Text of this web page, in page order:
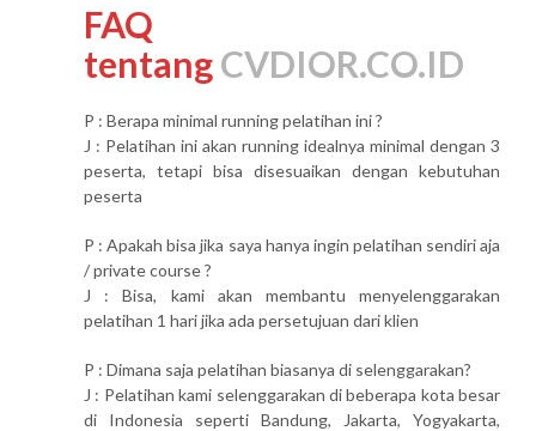
FAQ
tentangCVDIOR.CO.ID
P : Berapa minimal running pelatihan ini ?
J : Pelatihan ini akan running idealnya minimal dengan 3
peserta, tetapi bisa disesuaikan dengan kebutuhan
peserta
P : Apakah bisa jika saya hanya ingin pelatihan sendiri aja
/ private course ?
J : Bisa, kami akan membantu menyelenggarakan
pelatihan 1 hari jika ada persetujuan dari klien
P : Dimana saja pelatihan biasanya di selenggarakan?
J : Pelatihan kami selenggarakan di beberapa kota besar
di Indonesia seperti Bandung, Jakarta, Yogyakarta,